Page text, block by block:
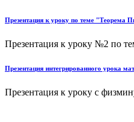
Презентация к уроку по теме "Теорема
Презентация к уроку №2 по
Презентация интегрированного урока
Презентация к уроку с